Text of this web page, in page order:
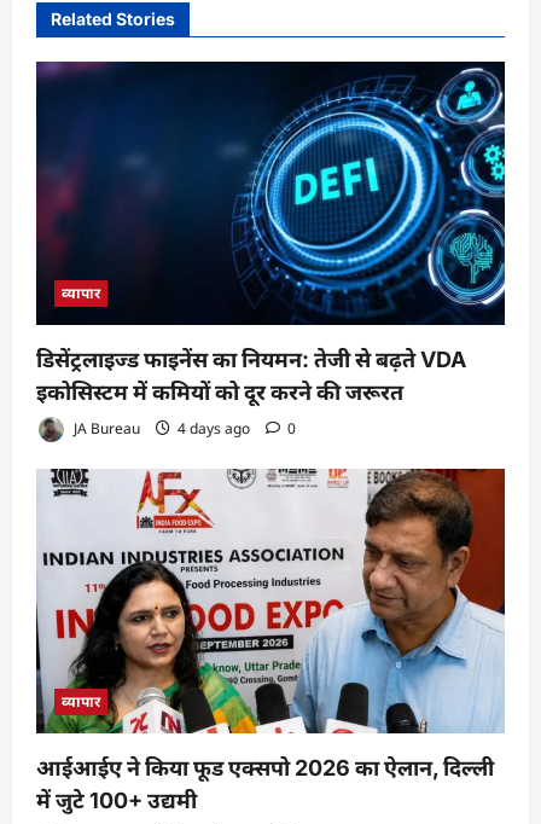
Related Stories
व्यापार
डिसेंट्रलाइज्ड फाइनेंस का नियमन: तेजी से बढ़ते VDA
इकोसिस्टम में कमियों को दूर करने की जरूरत
JA Bureau 4 days ago 0
व्यापार
आईआईए ने किया फूड एक्सपो 2026 का ऐलान, दिल्ली
में जुटे 100+ उद्यमी